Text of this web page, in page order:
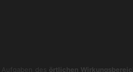
des örtlichen